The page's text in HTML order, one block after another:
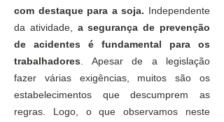
com destaque para a soja. Independente
da atividade, a segurança de prevenção
de acidentes é fundamental para os
trabalhadores . Apesar de a legislação
fazer várias exigências, muitos são os
estabelecimentos que descumprem as
regras. Logo, o que observamos neste